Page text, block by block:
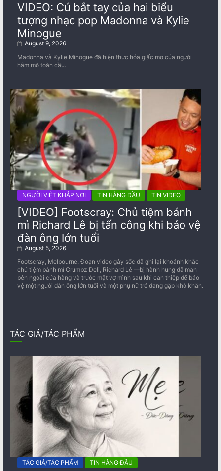
VIDEO: Cú bắt tay của hai biểu
tượng nhạc pop Madonna và Kylie
Minogue
August 9, 2026
Madonna và Kylie Minogue đã hiện thực hóa giấc mơ của người
hâm mộ toàn cầu.
NGƯỜI VIỆT KHẮP NƠI TIN HÀNG ĐẦU TIN VIDEO
[VIDEO] Footscray: Chủ tiệm bánh
mì Richard Lê bị tấn công khi bảo vệ
đàn ông lớn tuổi
August 5, 2026
Footscray, Melbourne: Đoạn video gây sốc đã ghi lại khoảnh khắc
chủ tiệm bánh mì Crumbz Deli, Richard Lê —bị hành hung dã man
bên ngoài cửa hàng và trước mặt vợ mình sau khi can thiệp để bảo
vệ một người đàn ông lớn tuổi và một phụ nữ trẻ đang gặp khó khăn.
TÁC GIẢ/TÁC PHẨM
TÁC GIẢ/TÁC PHẨM TIN HÀNG ĐẦU